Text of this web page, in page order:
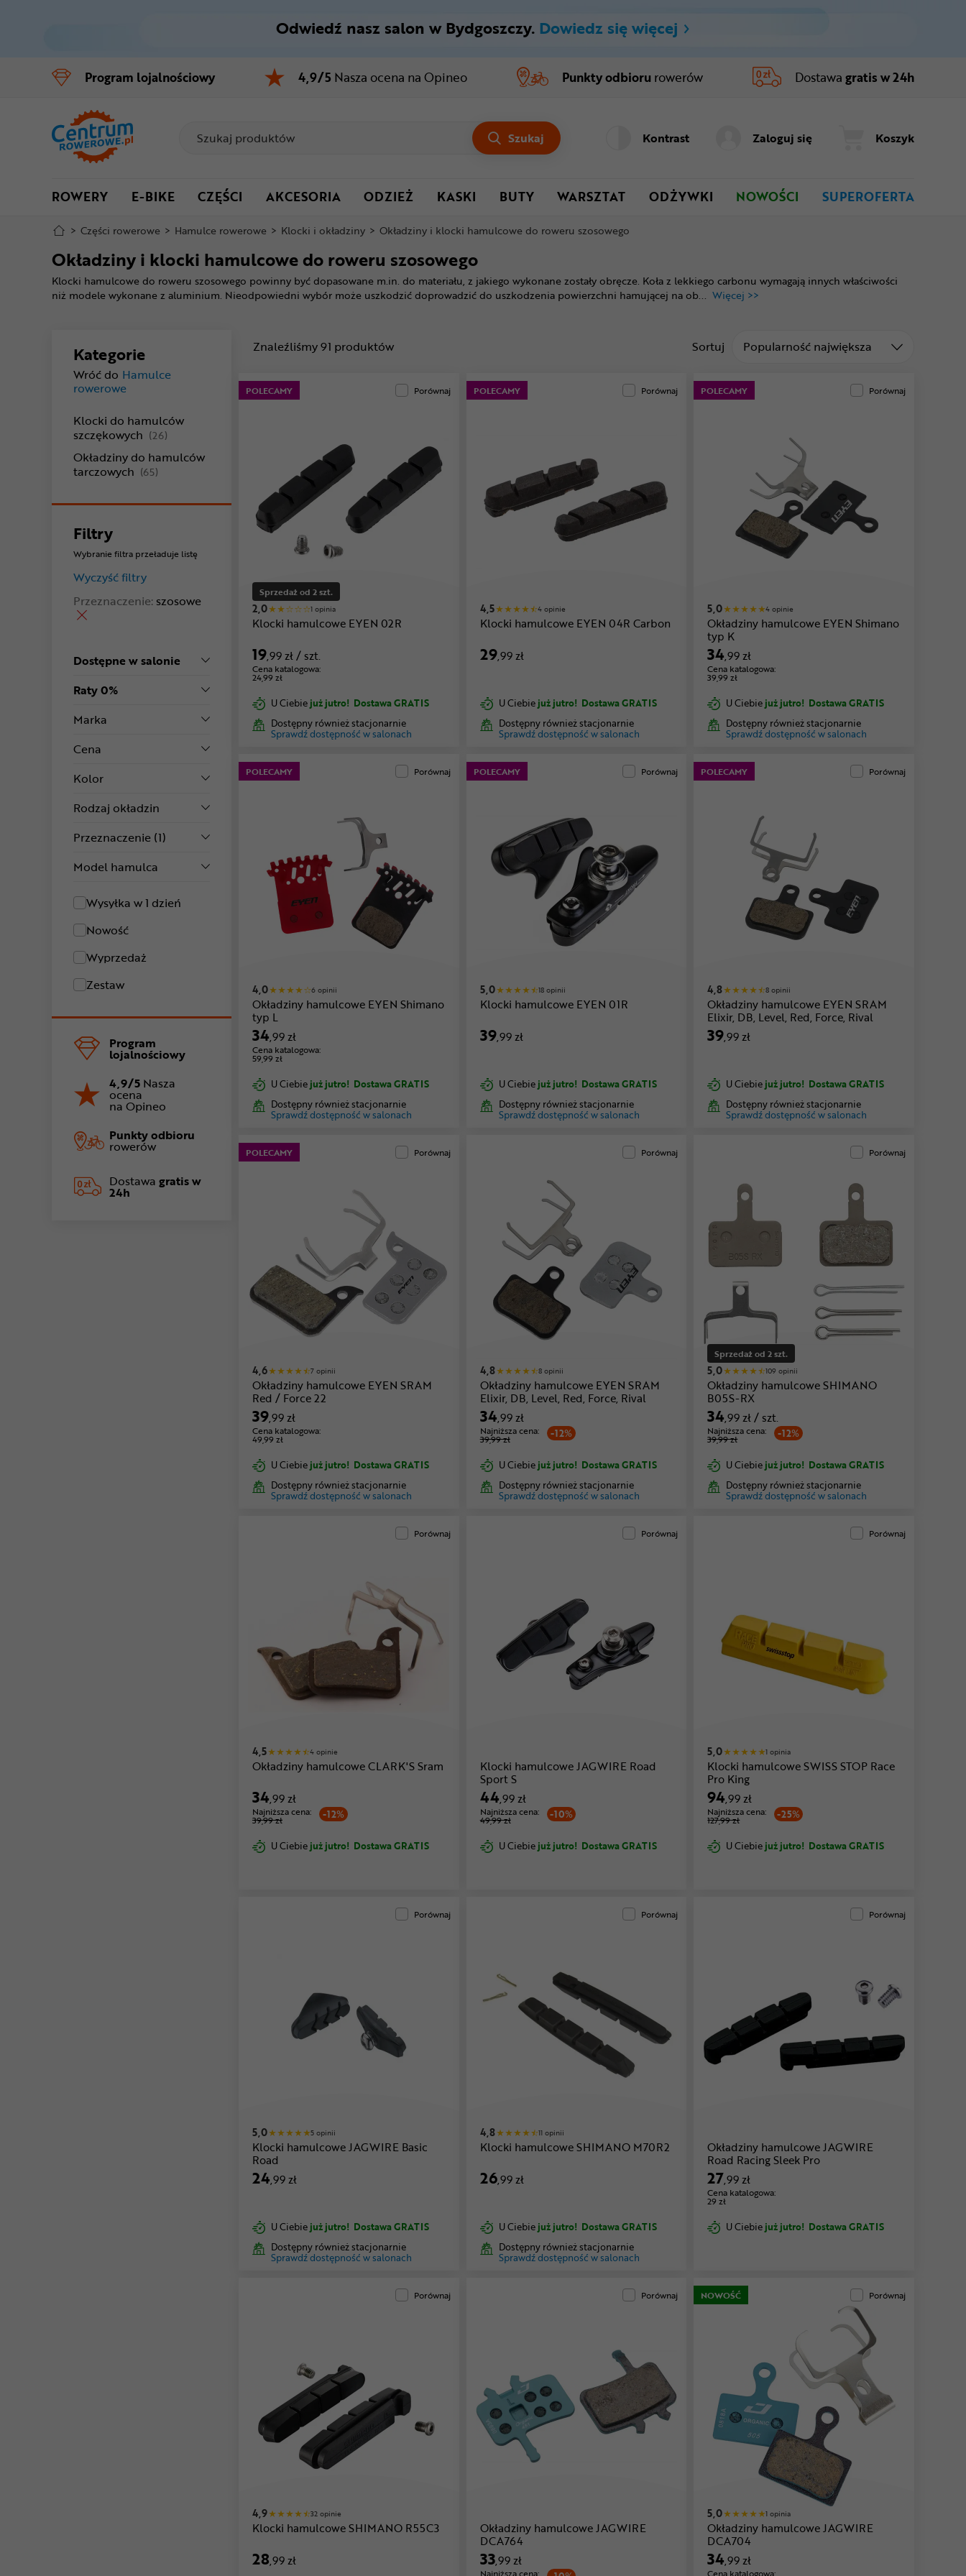
Menu główne
Filtry
Stopka
Odwiedź nasz salon w Bydgoszczy. Dowiedz się więcej
Program lojalnościowy 4,9/5 Nasza ocena na Opineo Punkty odbioru rowerów Dostawa gratis w 24h
Szukaj Kontrast Zaloguj się Koszyk
ROWERY E-BIKE CZĘŚCI AKCESORIA ODZIEŻ KASKI BUTY WARSZTAT ODŻYWKI NOWOŚCI SUPEROFERTA
> Części rowerowe > Hamulce rowerowe > Klocki i okładziny > Okładziny i klocki hamulcowe do roweru szosowego
Okładziny i klocki hamulcowe do roweru szosowego
Klocki hamulcowe do roweru szosowego powinny być dopasowane m.in. do materiału, z jakiego wykonane zostały obręcze. Koła z lekkiego carbonu wymagają innych właściwości
niż modele wykonane z aluminium. Nieodpowiedni wybór może uszkodzić doprowadzić do uszkodzenia powierzchni hamującej na ob... Więcej >>
Kategorie
Wróć do Hamulce
rowerowe
Klocki do hamulców
szczękowych (26)
Okładziny do hamulców
tarczowych (65)
Filtry
Wybranie filtra przeładuje listę
Wyczyść filtry
Przeznaczenie: szosowe
Dostępne w salonie
Raty 0%
Marka
Cena
Kolor
Rodzaj okładzin
Przeznaczenie (1)
Model hamulca
Wysyłka w 1 dzień
Nowość
Wyprzedaż
Zestaw
Program
lojalnościowy
4,9/5 Nasza
ocena
na Opineo
Punkty odbioru
rowerów
Dostawa gratis w
24h
Znaleźliśmy91 produktów Sortuj Sortuj od
Popularność największa
POLECAMY Porównaj
Sprzedaż od 2 szt.
2,0 1 opinia
Klocki hamulcowe EYEN 02R
19,99 zł/ szt.
Cena katalogowa:
24,99 zł
U Ciebiejuż jutro! Dostawa GRATIS
Dostępny również stacjonarnie
Sprawdź dostępność w salonach
POLECAMY Porównaj
4,5 4 opinie
Klocki hamulcowe EYEN 04R Carbon
29,99 zł
U Ciebiejuż jutro! Dostawa GRATIS
Dostępny również stacjonarnie
Sprawdź dostępność w salonach
POLECAMY Porównaj
5,0 4 opinie
Okładziny hamulcowe EYEN Shimano
typ K
34,99 zł
Cena katalogowa:
39,99 zł
U Ciebiejuż jutro! Dostawa GRATIS
Dostępny również stacjonarnie
Sprawdź dostępność w salonach
POLECAMY Porównaj
4,0 6 opinii
Okładziny hamulcowe EYEN Shimano
typ L
34,99 zł
Cena katalogowa:
59,99 zł
U Ciebiejuż jutro! Dostawa GRATIS
Dostępny również stacjonarnie
Sprawdź dostępność w salonach
POLECAMY Porównaj
5,0 18 opinii
Klocki hamulcowe EYEN 01R
39,99 zł
U Ciebiejuż jutro! Dostawa GRATIS
Dostępny również stacjonarnie
Sprawdź dostępność w salonach
POLECAMY Porównaj
4,8 8 opinii
Okładziny hamulcowe EYEN SRAM
Elixir, DB, Level, Red, Force, Rival
39,99 zł
U Ciebiejuż jutro! Dostawa GRATIS
Dostępny również stacjonarnie
Sprawdź dostępność w salonach
POLECAMY Porównaj
4,6 7 opinii
Okładziny hamulcowe EYEN SRAM
Red / Force 22
39,99 zł
Cena katalogowa:
49,99 zł
U Ciebiejuż jutro! Dostawa GRATIS
Dostępny również stacjonarnie
Sprawdź dostępność w salonach
Porównaj
4,8 8 opinii
Okładziny hamulcowe EYEN SRAM
Elixir, DB, Level, Red, Force, Rival
34,99 zł
-12%
Najniższa cena:
39,99 zł
U Ciebiejuż jutro! Dostawa GRATIS
Dostępny również stacjonarnie
Sprawdź dostępność w salonach
Porównaj
Sprzedaż od 2 szt.
5,0 109 opinii
Okładziny hamulcowe SHIMANO
B05S-RX
34,99 zł/ szt.
-12%
Najniższa cena:
39,99 zł
U Ciebiejuż jutro! Dostawa GRATIS
Dostępny również stacjonarnie
Sprawdź dostępność w salonach
Porównaj
4,5 4 opinie
Okładziny hamulcowe CLARK'S Sram
34,99 zł
-12%
Najniższa cena:
39,99 zł
U Ciebiejuż jutro! Dostawa GRATIS
Porównaj
Klocki hamulcowe JAGWIRE Road
Sport S
44,99 zł
-10%
Najniższa cena:
49,99 zł
U Ciebiejuż jutro! Dostawa GRATIS
Porównaj
5,0 1 opinia
Klocki hamulcowe SWISS STOP Race
Pro King
94,99 zł
-25%
Najniższa cena:
127,99 zł
U Ciebiejuż jutro! Dostawa GRATIS
Porównaj
5,0 5 opinii
Klocki hamulcowe JAGWIRE Basic
Road
24,99 zł
U Ciebiejuż jutro! Dostawa GRATIS
Dostępny również stacjonarnie
Sprawdź dostępność w salonach
Porównaj
4,8 11 opinii
Klocki hamulcowe SHIMANO M70R2
26,99 zł
U Ciebiejuż jutro! Dostawa GRATIS
Dostępny również stacjonarnie
Sprawdź dostępność w salonach
Porównaj
Okładziny hamulcowe JAGWIRE
Road Racing Sleek Pro
27,99 zł
Cena katalogowa:
29 zł
U Ciebiejuż jutro! Dostawa GRATIS
Porównaj
4,9 32 opinie
Klocki hamulcowe SHIMANO R55C3
28,99 zł
Porównaj
Okładziny hamulcowe JAGWIRE
DCA764
33,99 zł
Najniższa cena:
NOWOŚĆ Porównaj
5,0 1 opinia
Okładziny hamulcowe JAGWIRE
DCA704
34,99 zł
Cena katalogowa: